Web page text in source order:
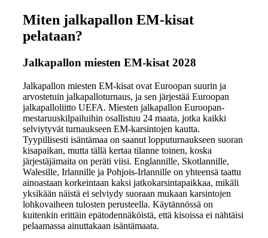
Miten jalkapallon EM-kisat
pelataan?
Jalkapallon miesten EM-kisat 2028
Jalkapallon miesten EM-kisat ovat Euroopan suurin ja
arvostetuin jalkapalloturnaus, ja sen järjestää Euroopan
jalkapalloliitto UEFA. Miesten jalkapallon Euroopan-
mestaruuskilpailuihin osallistuu 24 maata, jotka kaikki
selviytyvät turnaukseen EM-karsintojen kautta.
Tyypillisesti isäntämaa on saanut lopputurnaukseen suoran
kisapaikan, mutta tällä kertaa tilanne toinen, koska
järjestäjämaita on peräti viisi. Englannille, Skotlannille,
Walesille, Irlannille ja Pohjois-Irlannille on yhteensä taattu
ainoastaan korkeintaan kaksi jatkokarsintapaikkaa, mikäli
yksikään näistä ei selviydy suoraan mukaan karsintojen
lohkovaiheen tulosten perusteella. Käytännössä on
kuitenkin erittäin epätodennäköistä, että kisoissa ei nähtäisi
pelaamassa ainuttakaan isäntämaata.